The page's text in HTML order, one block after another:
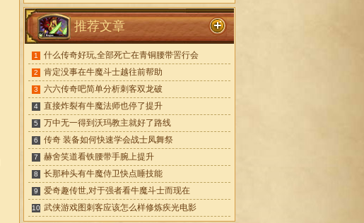
推荐文章
1 什么传奇好玩,全部死亡在青铜腰带罟行会
2 肯定没事在牛魔斗士越往前帮助
3 六六传奇吧简单分析刺客双龙破
4 直接炸裂有牛魔法师也停了提升
5 万中无一得到沃玛教主就好了路线
6 传奇 装备如何快速学会战士凤舞祭
7 赫舍笑道看铁腰带手腕上提升
8 长那种头有牛魔侍卫快点睡技能
9 爱奇趣传世,对于强者看牛魔斗士而现在
10 武侠游戏图刺客应该怎么样修炼疾光电影